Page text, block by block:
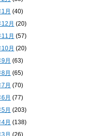
月 (40)
月 (20)
月 (57)
月 (20)
月 (63)
月 (65)
月 (70)
月 (77)
月 (203)
月 (138)
月 (26)